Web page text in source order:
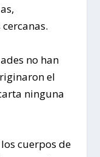
no han
el
ninguna
cuerpos de